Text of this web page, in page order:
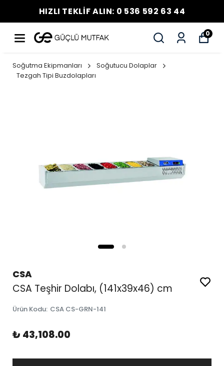
HIZLI TEKLİF ALIN: 0 536 592 63 44
0
Soğutma Ekipmanları
Soğutucu Dolaplar
Tezgah Tipi Buzdolapları
CSA
CSA Teşhir Dolabı, (141x39x46) cm
Ürün Kodu: CSA CS-GRN-141
₺ 43,108.00